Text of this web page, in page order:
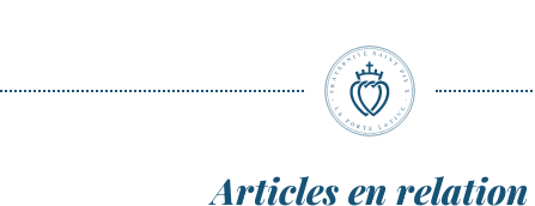
Articles en relation